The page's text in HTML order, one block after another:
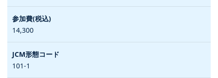
14,300
101-1